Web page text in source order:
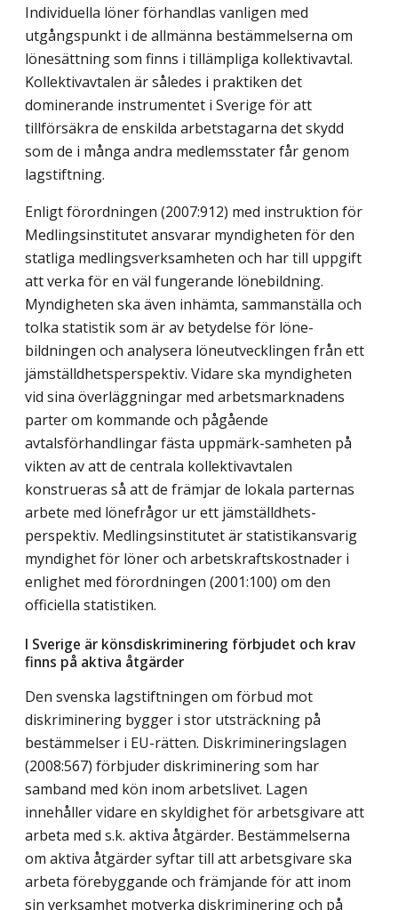
Individuella löner förhandlas vanligen med
utgångspunkt i de allmänna bestämmelserna om
lönesättning som finns i tillämpliga kollektivavtal.
Kollektivavtalen är således i praktiken det
dominerande instrumentet i Sverige för att
tillförsäkra de enskilda arbetstagarna det skydd
som de i många andra medlemsstater får genom
lagstiftning.
Enligt förordningen (2007:912) med instruktion för
Medlingsinstitutet ansvarar myndigheten för den
statliga medlingsverksamheten och har till uppgift
att verka för en väl fungerande lönebildning.
Myndigheten ska även inhämta, sammanställa och
tolka statistik som är av betydelse för löne-
bildningen och analysera löneutvecklingen från ett
jämställdhetsperspektiv. Vidare ska myndigheten
vid sina överläggningar med arbetsmarknadens
parter om kommande och pågående
avtalsförhandlingar fästa uppmärk-samheten på
vikten av att de centrala kollektivavtalen
konstrueras så att de främjar de lokala parternas
arbete med lönefrågor ur ett jämställdhets-
perspektiv. Medlingsinstitutet är statistikansvarig
myndighet för löner och arbetskraftskostnader i
enlighet med förordningen (2001:100) om den
officiella statistiken.
I Sverige är könsdiskriminering förbjudet och krav
finns på aktiva åtgärder
Den svenska lagstiftningen om förbud mot
diskriminering bygger i stor utsträckning på
bestämmelser i EU-rätten. Diskrimineringslagen
(2008:567) förbjuder diskriminering som har
samband med kön inom arbetslivet. Lagen
innehåller vidare en skyldighet för arbetsgivare att
arbeta med s.k. aktiva åtgärder. Bestämmelserna
om aktiva åtgärder syftar till att arbetsgivare ska
arbeta förebyggande och främjande för att inom
sin verksamhet motverka diskriminering och på